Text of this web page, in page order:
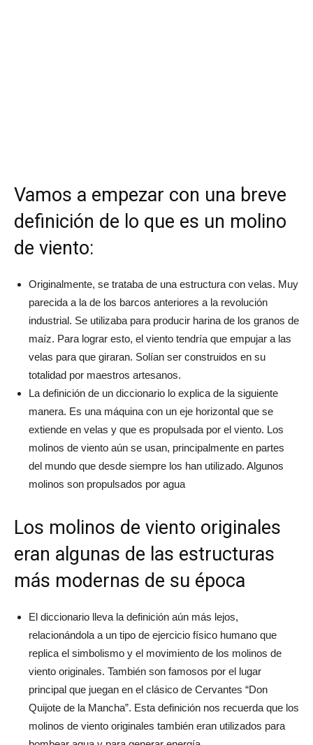
Vamos a empezar con una breve
definición de lo que es un molino
de viento:
Originalmente, se trataba de una estructura con velas. Muy
parecida a la de los barcos anteriores a la revolución
industrial. Se utilizaba para producir harina de los granos de
maíz. Para lograr esto, el viento tendría que empujar a las
velas para que giraran. Solían ser construidos en su
totalidad por maestros artesanos.
La definición de un diccionario lo explica de la siguiente
manera. Es una máquina con un eje horizontal que se
extiende en velas y que es propulsada por el viento. Los
molinos de viento aún se usan, principalmente en partes
del mundo que desde siempre los han utilizado. Algunos
molinos son propulsados por agua
Los molinos de viento originales
eran algunas de las estructuras
más modernas de su época
El diccionario lleva la definición aún más lejos,
relacionándola a un tipo de ejercicio físico humano que
replica el simbolismo y el movimiento de los molinos de
viento originales. También son famosos por el lugar
principal que juegan en el clásico de Cervantes “Don
Quijote de la Mancha”. Esta definición nos recuerda que los
molinos de viento originales también eran utilizados para